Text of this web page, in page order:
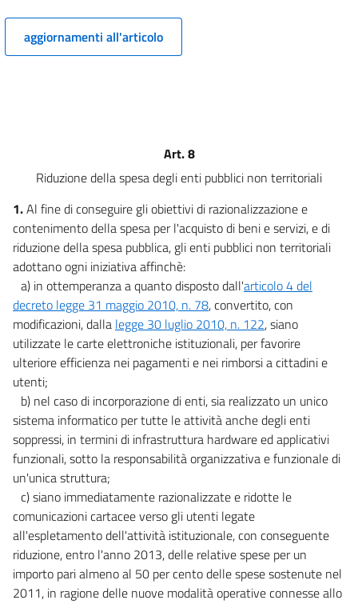
12
13
Titolo IV
Razionalizzazione e riduzione della spesa degli enti
territoriali
16
16 bis
17
18
19
20
Titolo V
di carattere finanziario
21
22
23
((Titolo V-bis
Efficientamento, valorizzazione e dismissione del patrimonio pubblico, e
misure di razionalizzazione dell'amministrazione economico-finanziaria
nonchè misure di rafforzamento patrimoniale delle imprese del settore
bancario))
23 bis
23 ter
aggiornamenti all'articolo
Art. 8
Riduzione della spesa degli enti pubblici non territoriali
1.Al fine di conseguire gli obiettivi di razionalizzazione e
contenimento della spesa per l'acquisto di beni e servizi, e di
riduzione della spesa pubblica, gli enti pubblici non territoriali
adottano ogni iniziativa affinchè:
a) in ottemperanza a quanto disposto dall'articolo 4 del
decreto legge 31 maggio 2010, n. 78, convertito, con
modificazioni, dalla legge 30 luglio 2010, n. 122, siano
utilizzate le carte elettroniche istituzionali, per favorire
ulteriore efficienza nei pagamenti e nei rimborsi a cittadini e
utenti;
b) nel caso di incorporazione di enti, sia realizzato un unico
sistema informatico per tutte le attività anche degli enti
soppressi, in termini di infrastruttura hardware ed applicativi
funzionali, sotto la responsabilità organizzativa e funzionale di
un'unica struttura;
c) siano immediatamente razionalizzate e ridotte le
comunicazioni cartacee verso gli utenti legate
all'espletamento dell'attività istituzionale, con conseguente
riduzione, entro l'anno 2013, delle relative spese per un
importo pari almeno al 50 per cento delle spese sostenute nel
2011, in ragione delle nuove modalità operative connesse allo